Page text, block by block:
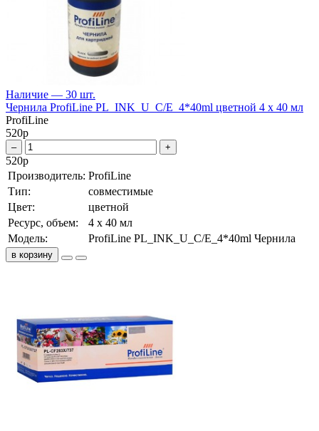
Наличие — 30 шт.
Чернила ProfiLine PL_INK_U_C/E_4*40ml цветной 4 x 40 мл
ProfiLine
520р
– +
520р
Производитель: ProfiLine
Тип:
совместимые
Цвет:
цветной
Ресурс, объем:
4 x 40 мл
Модель:
ProfiLine PL_INK_U_C/E_4*40ml Чернила
в корзину